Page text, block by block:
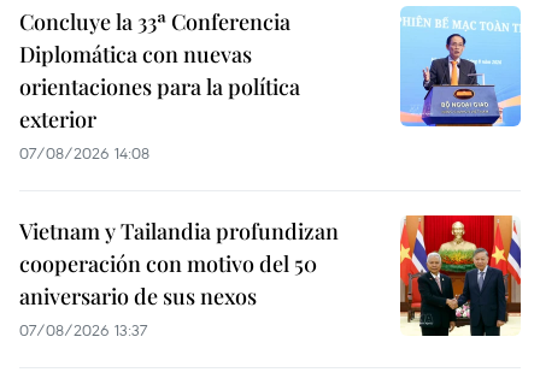
Concluye la 33ª Conferencia
Diplomática con nuevas
orientaciones para la política
exterior
07/08/2026 14:08
Vietnam y Tailandia profundizan
cooperación con motivo del 50
aniversario de sus nexos
07/08/2026 13:37